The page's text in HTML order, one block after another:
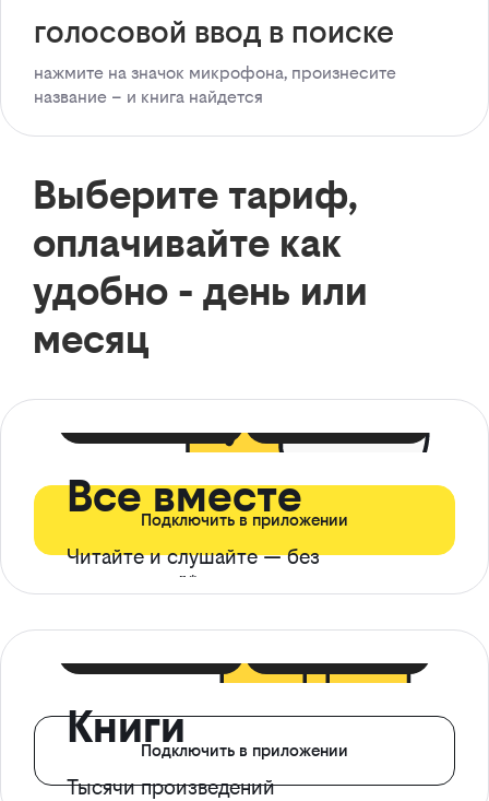
голосовой ввод в поиске
нажмите на значок микрофона, произнесите
название – и книга найдется
Выберите тариф,
оплачивайте как
удобно - день или
месяц
Все вместе
Читайте и слушайте — без
ограничений*
Подключить в приложении
Книги
Тысячи произведений
Подключить в приложении